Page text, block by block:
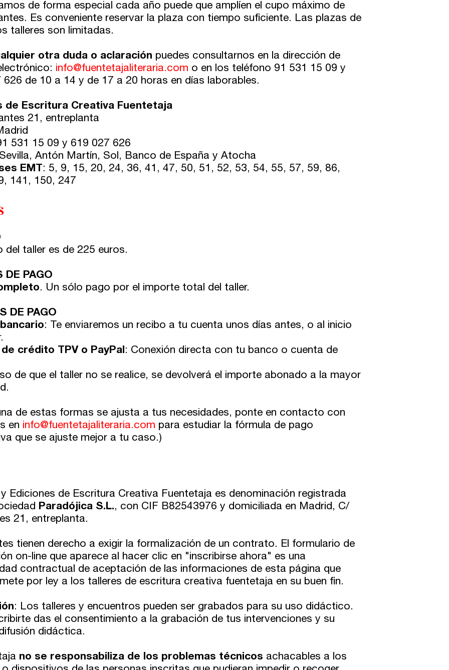
de forma especial cada año puede que amplíen el cupo máximo de
Es conveniente reservar la plaza con tiempo suficiente. Las plazas de
talleres son limitadas.
otra duda o aclaración puedes consultarnos en la dirección de
info@fuentetajaliteraria.com o en los teléfono 91 531 15 09 y
626 de 10 a 14 y de 17 a 20 horas en días laborables.
de Escritura Creativa Fuentetaja
21, entreplanta
531 15 09 y 619 027 626
Antón Martín, Sol, Banco de España y Atocha
EMT : 5, 9, 15, 20, 24, 36, 41, 47, 50, 51, 52, 53, 54, 55, 57, 59, 86,
141, 150, 247
del taller es de 225 euros.
DE PAGO
. Un sólo pago por el importe total del taller.
DE PAGO
: Te enviaremos un recibo a tu cuenta unos días antes, o al inicio
de crédito TPV o PayPal: Conexión directa con tu banco o cuenta de
de que el taller no se realice, se devolverá el importe abonado a la mayor
de estas formas se ajusta a tus necesidades, ponte en contacto con
en info@fuentetajaliteraria.com para estudiar la fórmula de pago
que se ajuste mejor a tu caso.)
y Ediciones de Escritura Creativa Fuentetaja es denominación registrada
Paradójica S.L., con CIF B82543976 y domiciliada en Madrid, C/
21, entreplanta.
tienen derecho a exigir la formalización de un contrato. El formulario de
on-line que aparece al hacer clic en "inscribirse ahora" es una
contractual de aceptación de las informaciones de esta página que
por ley a los talleres de escritura creativa fuentetaja en su buen fin.
: Los talleres y encuentros pueden ser grabados para su uso didáctico.
das el consentimiento a la grabación de tus intervenciones y su
didáctica.
no se responsabiliza de los problemas técnicos achacables a los